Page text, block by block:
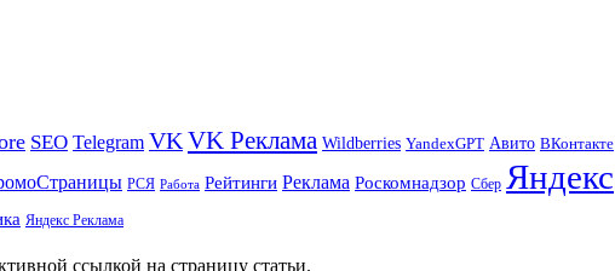
SEO Telegram VKVK Реклама Wildberries YandexGPT Авито ВКонтакте
РСЯ Работа Рейтинги Реклама Роскомнадзор Сбер Яндекс
Яндекс Реклама
ссылкой на страницу статьи.